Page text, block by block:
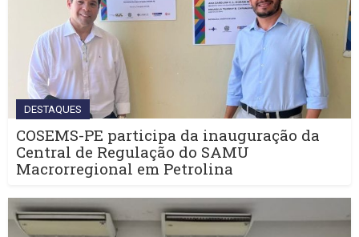
DESTAQUES
COSEMS-PE participa da inauguração da
Central de Regulação do SAMU
Macrorregional em Petrolina